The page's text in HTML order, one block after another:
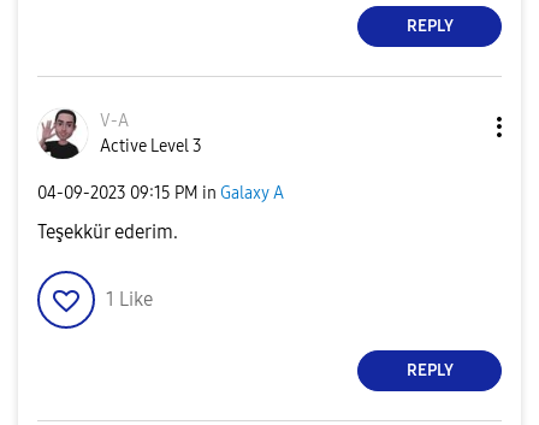
REPLY
V-A
Active Level 3
‎04-09-2023 09:15 PM in Galaxy A
Teşekkür ederim.
1 Like
REPLY